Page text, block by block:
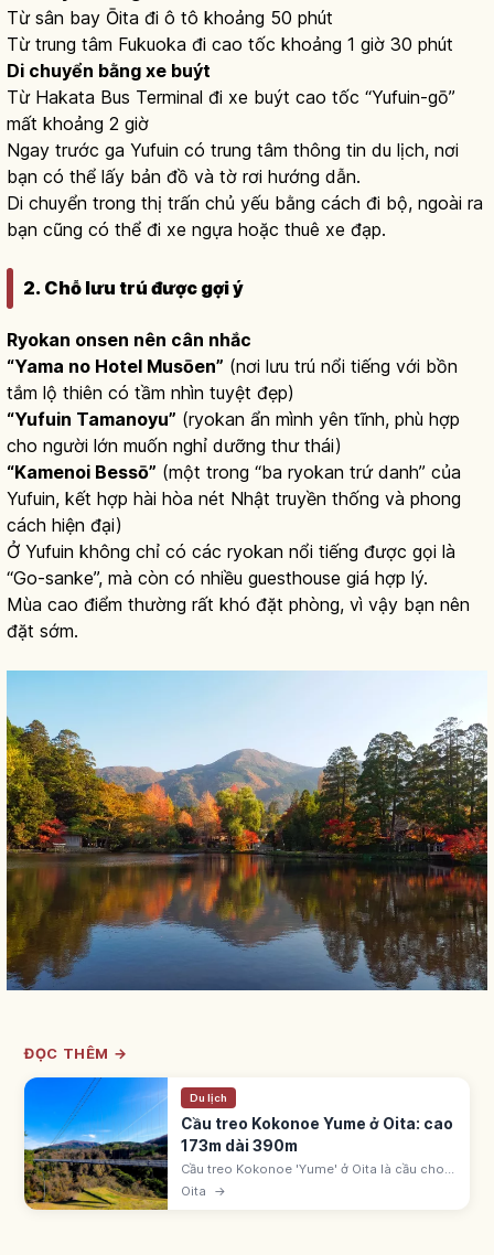
Từ sân bay Ōita đi ô tô khoảng 50 phút
Từ trung tâm Fukuoka đi cao tốc khoảng 1 giờ 30 phút
Di chuyển bằng xe buýt
Từ Hakata Bus Terminal đi xe buýt cao tốc “Yufuin-gō”
mất khoảng 2 giờ
Ngay trước ga Yufuin có trung tâm thông tin du lịch, nơi
bạn có thể lấy bản đồ và tờ rơi hướng dẫn.
Di chuyển trong thị trấn chủ yếu bằng cách đi bộ, ngoài ra
bạn cũng có thể đi xe ngựa hoặc thuê xe đạp.
2. Chỗ lưu trú được gợi ý
Ryokan onsen nên cân nhắc
“Yama no Hotel Musōen” (nơi lưu trú nổi tiếng với bồn
tắm lộ thiên có tầm nhìn tuyệt đẹp)
“Yufuin Tamanoyu” (ryokan ẩn mình yên tĩnh, phù hợp
cho người lớn muốn nghỉ dưỡng thư thái)
“Kamenoi Bessō” (một trong “ba ryokan trứ danh” của
Yufuin, kết hợp hài hòa nét Nhật truyền thống và phong
cách hiện đại)
Ở Yufuin không chỉ có các ryokan nổi tiếng được gọi là
“Go-sanke”, mà còn có nhiều guesthouse giá hợp lý.
Mùa cao điểm thường rất khó đặt phòng, vì vậy bạn nên
đặt sớm.
ĐỌC THÊM →
Du lịch
Cầu treo Kokonoe Yume ở Oita: cao
173m dài 390m
Cầu treo Kokonoe 'Yume' ở Oita là cầu cho
người đi bộ cao 173m, dài 390m. Ngắm thác
Oita →